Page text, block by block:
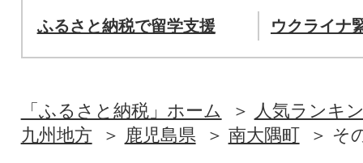
ふるさと納税で留学支援 ウクライナ
「ふるさと納税」ホーム
人気ランキ
九州地方
鹿児島県 南大隅町 そ